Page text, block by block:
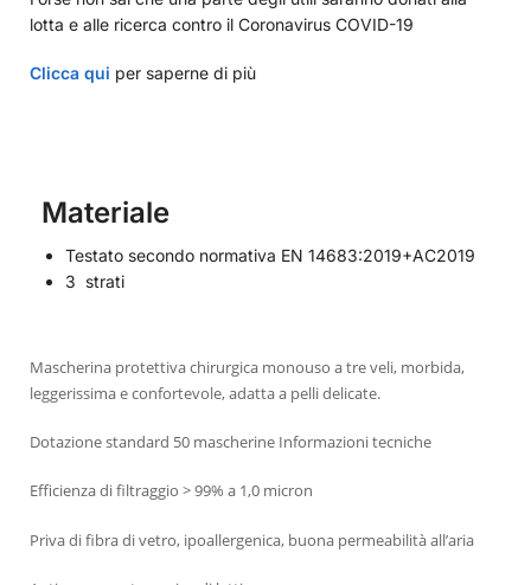
lotta e alle ricerca contro il Coronavirus COVID-19
Clicca qui per saperne di più
Materiale
Testato secondo normativa EN 14683:2019+AC2019
3 strati
Mascherina protettiva chirurgica monouso a tre veli, morbida,
leggerissima e confortevole, adatta a pelli delicate.
Dotazione standard 50 mascherine Informazioni tecniche
Efficienza di filtraggio > 99% a 1,0 micron
Priva di fibra di vetro, ipoallergenica, buona permeabilità all’aria